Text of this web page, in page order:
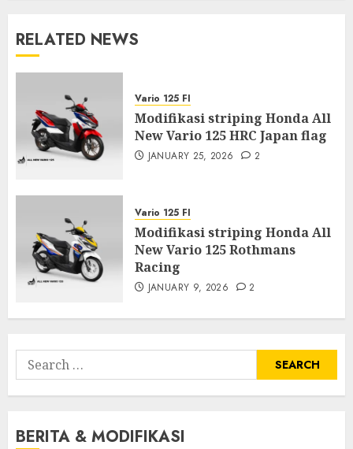
RELATED NEWS
Vario 125 FI
Modifikasi striping Honda All
New Vario 125 HRC Japan flag
JANUARY 25, 2026 2
Vario 125 FI
Modifikasi striping Honda All
New Vario 125 Rothmans
Racing
JANUARY 9, 2026 2
Search
for:
BERITA & MODIFIKASI